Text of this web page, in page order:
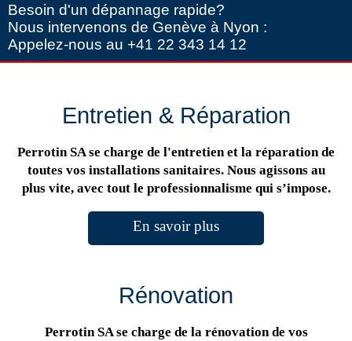
Besoin d'un dépannage rapide?
Nous intervenons de Genève à Nyon :
Appelez-nous au +41 22 343 14 12
Entretien & Réparation
Perrotin SA se charge de l'entretien et la réparation de
toutes vos installations sanitaires. Nous agissons au
plus vite, avec tout le professionnalisme qui s’impose.
En savoir plus
Rénovation
Perrotin SA se charge de la rénovation de vos